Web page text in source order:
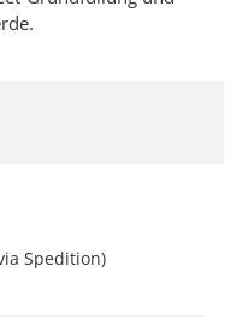
Spedition)